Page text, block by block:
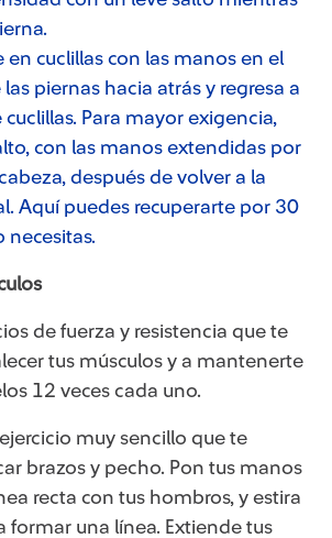
en cuclillas con las manos en el
piernas hacia atrás y regresa a
Para mayor exigencia,
con las manos extendidas por
después de volver a la
Aquí puedes recuperarte por 30
necesitas.
de fuerza y resistencia que te
tus músculos y a mantenerte
12 veces cada uno.
muy sencillo que te
brazos y pecho. Pon tus manos
recta con tus hombros, y estira
formar una línea. Extiende tus